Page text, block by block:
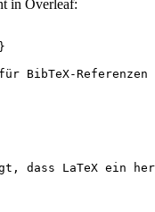
in Overleaf:
}
BibTeX-
dass LaTeX ein